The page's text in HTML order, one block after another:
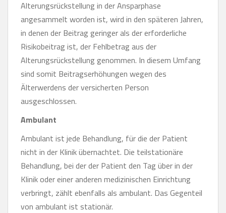
Alterungsrückstellung in der Ansparphase
angesammelt worden ist, wird in den späteren Jahren,
in denen der Beitrag geringer als der erforderliche
Risikobeitrag ist, der Fehlbetrag aus der
Alterungsrückstellung genommen. In diesem Umfang
sind somit Beitragserhöhungen wegen des
Älterwerdens der versicherten Person
ausgeschlossen.
Ambulant
Ambulant ist jede Behandlung, für die der Patient
nicht in der Klinik übernachtet. Die teilstationäre
Behandlung, bei der der Patient den Tag über in der
Klinik oder einer anderen medizinischen Einrichtung
verbringt, zählt ebenfalls als ambulant. Das Gegenteil
von ambulant ist stationär.